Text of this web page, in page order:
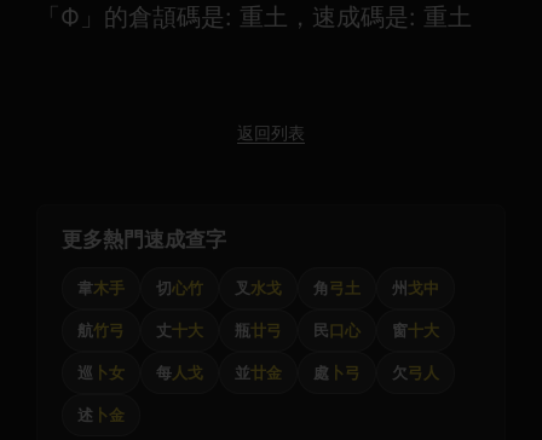
「Ф」的倉頡碼是: 重土，速成碼是: 重土
返回列表
更多熱門速成查字
韋木手 切心竹 叉 水戈 角弓土 州 戈中
航竹弓 丈十大 瓶廿弓 民口心 窗十大
巡 卜女 每人戈 並廿金 處 卜弓 欠弓人
述 卜金